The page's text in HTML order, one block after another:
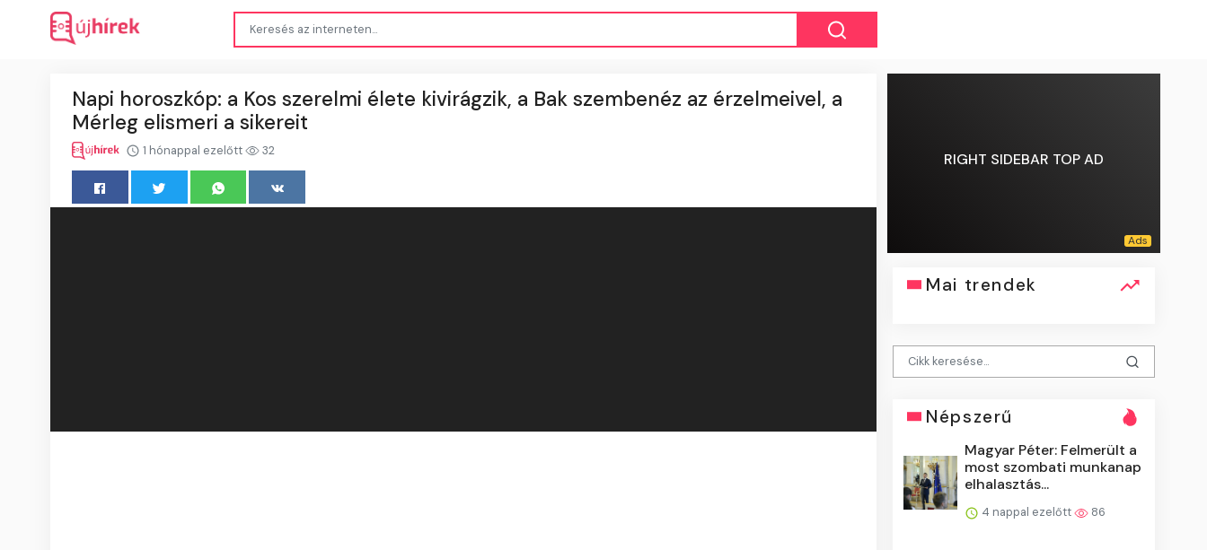
Napi horoszkóp: a Kos szerelmi élete kivirágzik, a Bak szembenéz az érzelmeivel, a
Mérleg elismeri a sikereit
1 hónappal ezelőtt 32 RIGHT SIDEBAR TOP AD
Mai trendek
Népszerű
Magyar Péter: Felmerült a
most szombati munkanap
elhalasztás...
4 nappal ezelőtt 86